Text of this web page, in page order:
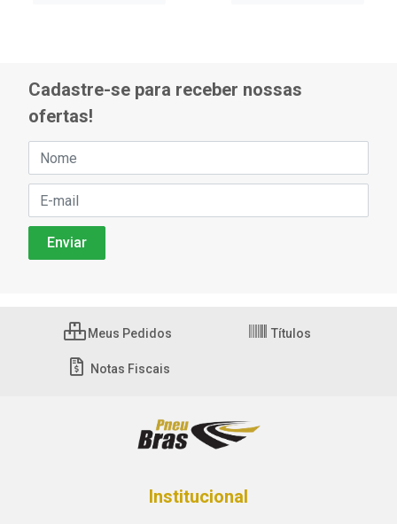
Cadastre-se para receber nossas
ofertas!
Meus Pedidos Títulos
Notas Fiscais
Institucional